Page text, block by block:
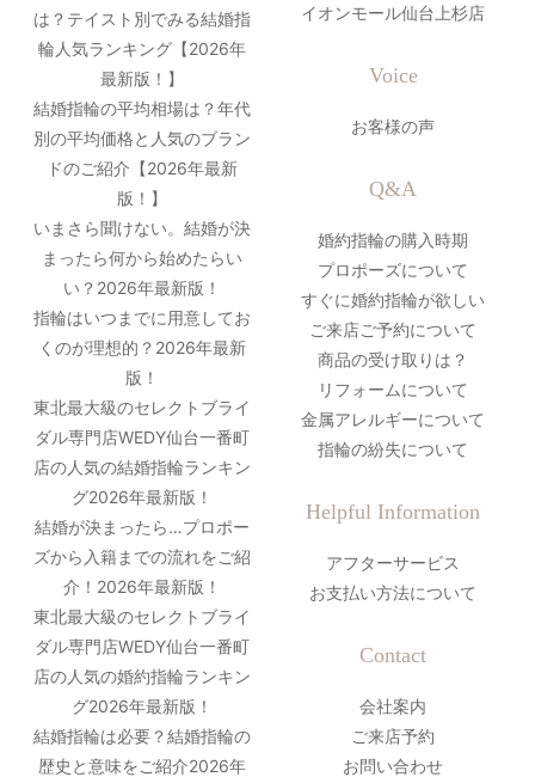
は？テイスト別でみる結婚指
輪人気ランキング【2026年
最新版！】
結婚指輪の平均相場は？年代
別の平均価格と人気のブラン
ドのご紹介【2026年最新
版！】
いまさら聞けない。結婚が決
まったら何から始めたらい
い？2026年最新版！
指輪はいつまでに用意してお
くのが理想的？2026年最新
版！
東北最大級のセレクトブライ
ダル専門店WEDY仙台一番町
店の人気の結婚指輪ランキン
グ2026年最新版！
結婚が決まったら…プロポー
ズから入籍までの流れをご紹
介！2026年最新版！
東北最大級のセレクトブライ
ダル専門店WEDY仙台一番町
店の人気の婚約指輪ランキン
グ2026年最新版！
結婚指輪は必要？結婚指輪の
歴史と意味をご紹介2026年
イオンモール仙台上杉店
Voice
お客様の声
Q&A
婚約指輪の購入時期
プロポーズについて
すぐに婚約指輪が欲しい
ご来店ご予約について
商品の受け取りは？
リフォームについて
金属アレルギーについて
指輪の紛失について
Helpful Information
アフターサービス
お支払い方法について
Contact
会社案内
ご来店予約
お問い合わせ